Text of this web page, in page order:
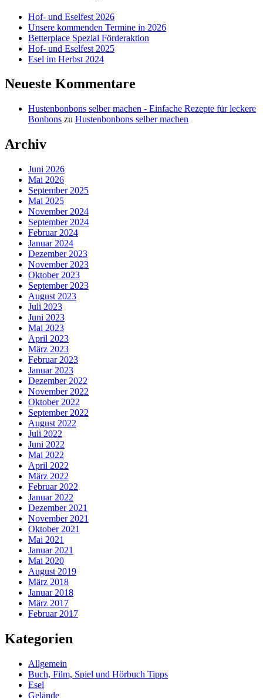
Hof- und Eselfest 2026
Unsere kommenden Termine in 2026
Betterplace Spezial Förderaktion
Hof- und Eselfest 2025
Esel im Herbst 2024
Neueste Kommentare
Hustenbonbons selber machen - Einfache Rezepte für leckere
Bonbons zu Hustenbonbons selber machen
Archiv
Juni 2026
Mai 2026
September 2025
Mai 2025
November 2024
September 2024
Februar 2024
Januar 2024
Dezember 2023
November 2023
Oktober 2023
September 2023
August 2023
Juli 2023
Juni 2023
Mai 2023
April 2023
März 2023
Februar 2023
Januar 2023
Dezember 2022
November 2022
Oktober 2022
September 2022
August 2022
Juli 2022
Juni 2022
Mai 2022
April 2022
März 2022
Februar 2022
Januar 2022
Dezember 2021
November 2021
Oktober 2021
Mai 2021
Januar 2021
Mai 2020
August 2019
März 2018
Januar 2018
März 2017
Februar 2017
Kategorien
Allgemein
Buch, Film, Spiel und Hörbuch Tipps
Esel
Gelände